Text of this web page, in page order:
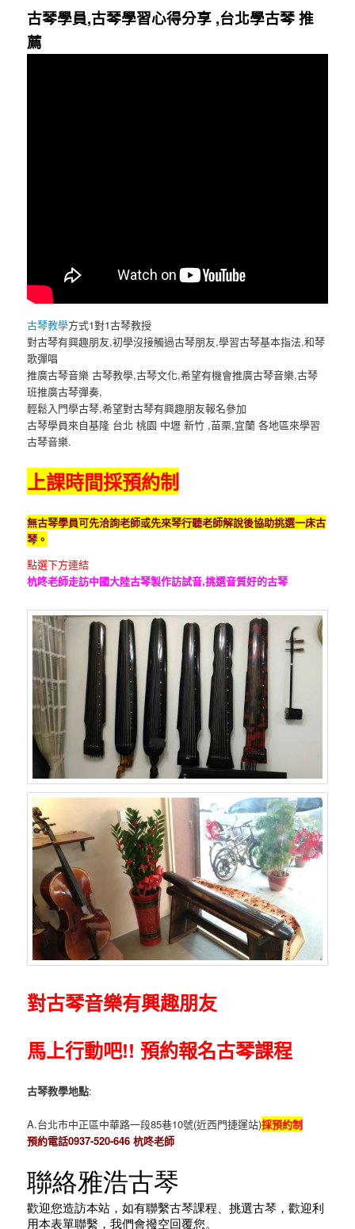
古琴學員,古琴學習心得分享 ,台北學古琴 推
薦
古琴教學方式1對1古琴教授
對古琴有興趣朋友,初學沒接觸過古琴朋友,學習古琴基本指法,和琴
歌彈唱
推廣古琴音樂 古琴教學,古琴文化,希望有機會推廣古琴音樂,古琴
班推廣古琴彈奏,
輕鬆入門學古琴,希望對古琴有興趣朋友報名參加
古琴學員來自基隆 台北 桃園 中壢 新竹 ,苗栗,宜蘭 各地區來學習
古琴音樂.
上課時間採預約制
無古琴學員可先洽詢老師或先來琴行聽老師解說後協助挑選一床古
琴。
點選下方連結
杭咚老師走訪中國大陸古琴製作訪試音,挑選音質好的古琴
對古琴音樂有興趣朋友
馬上行動吧!! 預約報名古琴課程
古琴教學地點:
A.台北市中正區中華路一段85巷10號(近西門捷運站)採預約制
預約電話0937-520-646 杭咚老師